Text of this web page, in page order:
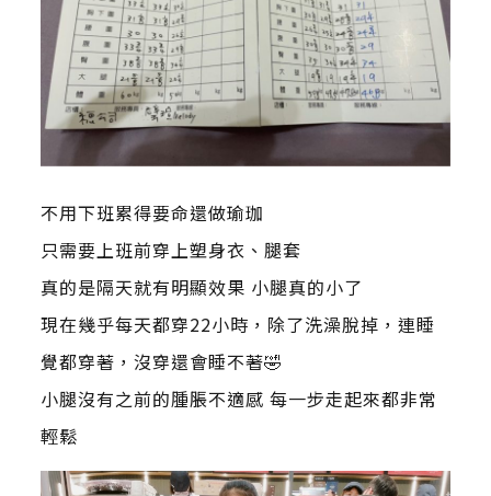
不用下班累得要命還做瑜珈
只需要上班前穿上塑身衣、腿套
真的是隔天就有明顯效果 小腿真的小了
現在幾乎每天都穿22小時，除了洗澡脫掉，連睡
覺都穿著，沒穿還會睡不著🤣
小腿沒有之前的腫脹不適感 每一步走起來都非常
輕鬆